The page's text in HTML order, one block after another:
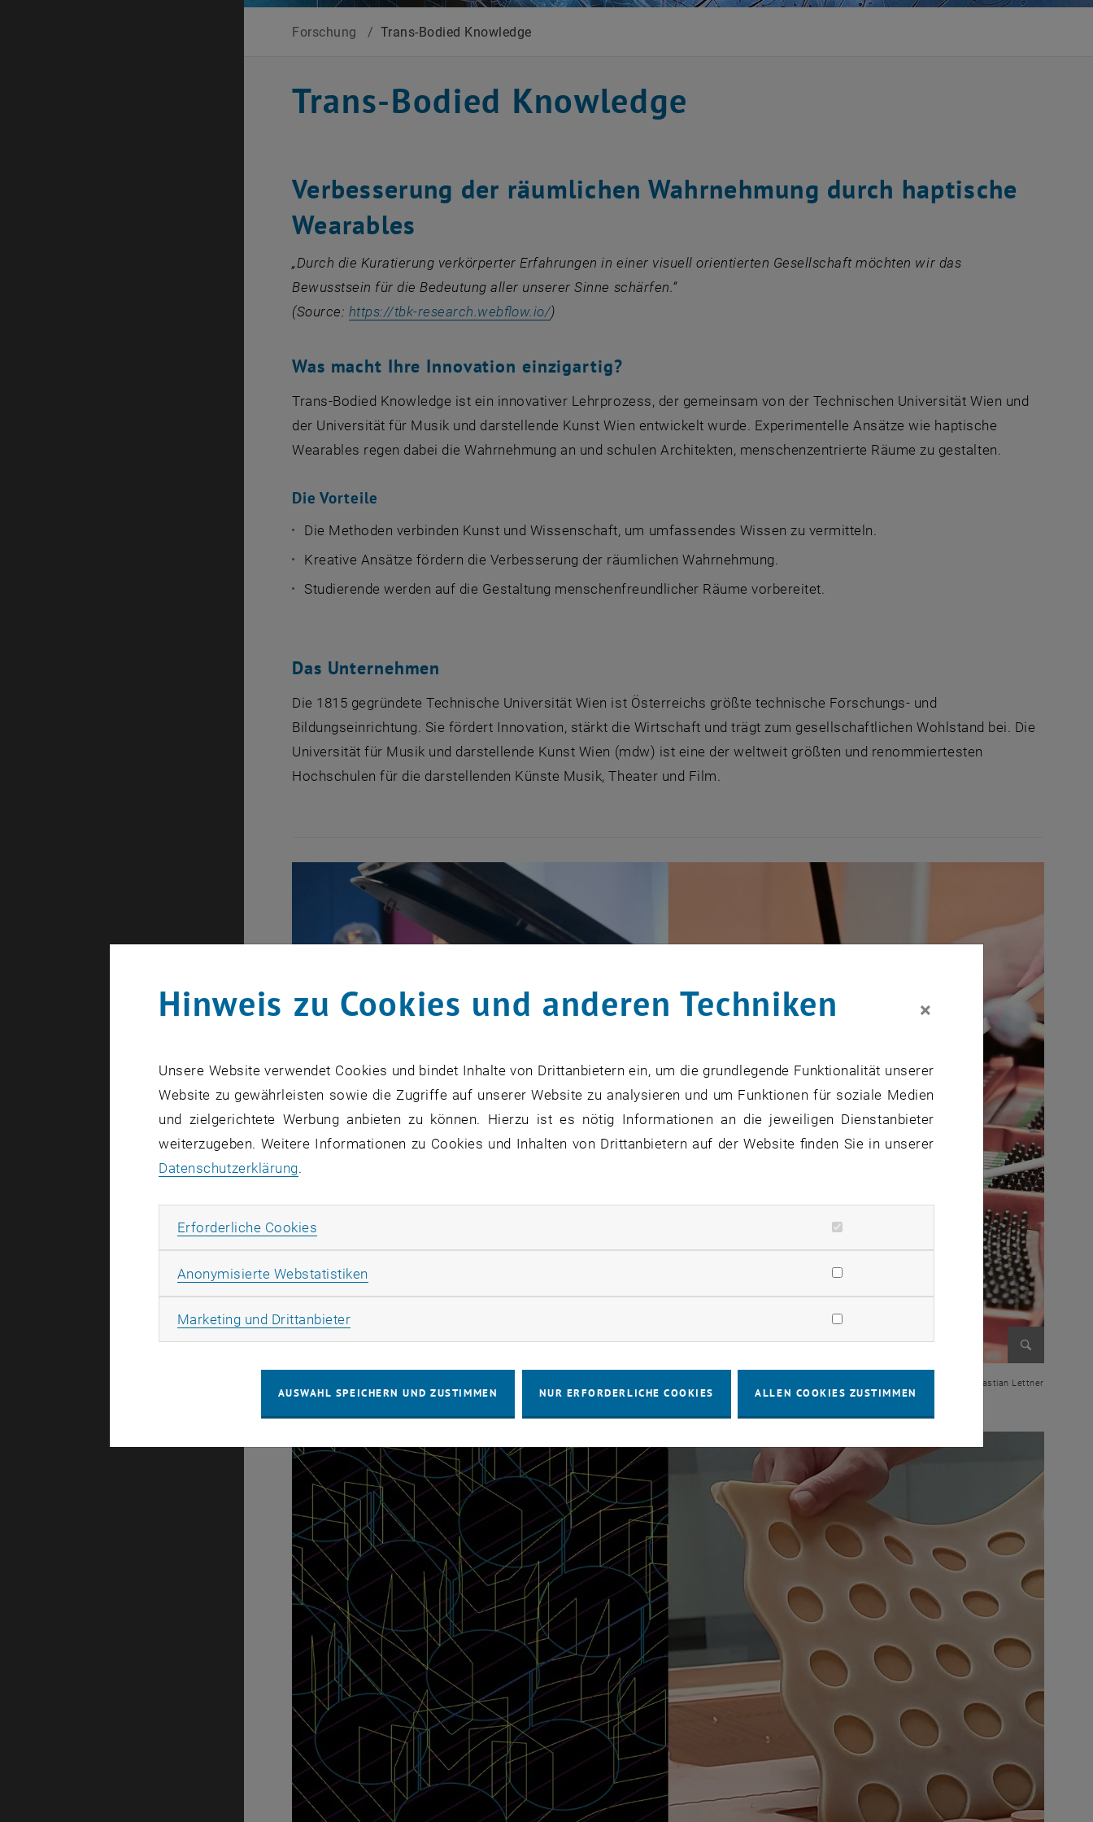
Forschung / Trans-Bodied Knowledge
Trans-Bodied Knowledge
Verbesserung der räumlichen Wahrnehmung durch haptische
Wearables
„Durch die Kuratierung verkörperter Erfahrungen in einer visuell orientierten Gesellschaft möchten wir das
Bewusstsein für die Bedeutung aller unserer Sinne schärfen.“
(Source: https://tbk-research.webflow.io/, öffnet eine externe URL in einem neuen Fenster
)
Was macht Ihre Innovation einzigartig?
Trans-Bodied Knowledge ist ein innovativer Lehrprozess, der gemeinsam von der Technischen Universität Wien und
der Universität für Musik und darstellende Kunst Wien entwickelt wurde. Experimentelle Ansätze wie haptische
Wearables regen dabei die Wahrnehmung an und schulen Architekten, menschenzentrierte Räume zu gestalten.
Die Vorteile
Die Methoden verbinden Kunst und Wissenschaft, um umfassendes Wissen zu vermitteln.
Kreative Ansätze fördern die Verbesserung der räumlichen Wahrnehmung.
Studierende werden auf die Gestaltung menschenfreundlicher Räume vorbereitet.
Das Unternehmen
Die 1815 gegründete Technische Universität Wien ist Österreichs größte technische Forschungs- und
Bildungseinrichtung. Sie fördert Innovation, stärkt die Wirtschaft und trägt zum gesellschaftlichen Wohlstand bei. Die
Universität für Musik und darstellende Kunst Wien (mdw) ist eine der weltweit größten und renommiertesten
Hochschulen für die darstellenden Künste Musik, Theater und Film.
© Sebastian Lettner
Hinweis zu Cookies und anderen Techniken ×
Unsere Website verwendet Cookies und bindet Inhalte von Drittanbietern ein, um die grundlegende Funktionalität unserer
Website zu gewährleisten sowie die Zugriffe auf unserer Website zu analysieren und um Funktionen für soziale Medien
und zielgerichtete Werbung anbieten zu können. Hierzu ist es nötig Informationen an die jeweiligen Dienstanbieter
weiterzugeben. Weitere Informationen zu Cookies und Inhalten von Drittanbietern auf der Website finden Sie in unserer
Datenschutzerklärung.
Erforderliche Cookies
Anonymisierte Webstatistiken
Marketing und DrittanbieterMarketing Cookies zulassen
AUSWAHL SPEICHERN UND ZUSTIMMEN NUR ERFORDERLICHE COOKIES ALLEN COOKIES ZUSTIMMEN